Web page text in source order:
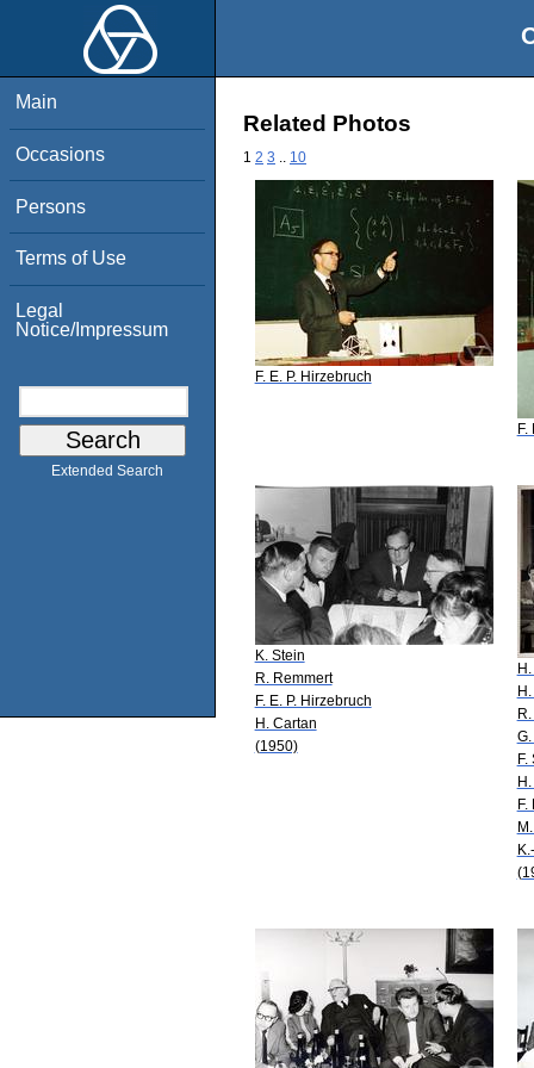
Main
Occasions
Persons
Terms of Use
Legal
Notice/Impressum
Extended Search
Related Photos
1 2 3 10
F. E. P. Hirzebruch
F.
K. Stein
R. Remmert
F. E. P. Hirzebruch
H. Cartan
(1950)
F.
F.